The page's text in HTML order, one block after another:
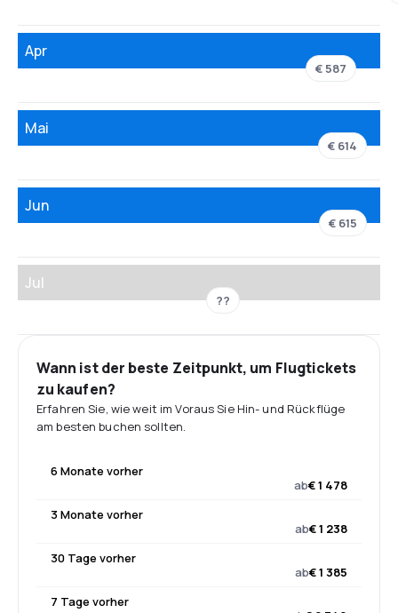
Apr
€ 587
Mai
€ 614
Jun
€ 615
Jul
??
Wann ist der beste Zeitpunkt, um Flugtickets
zu kaufen?
Erfahren Sie, wie weit im Voraus Sie Hin- und Rückflüge
am besten buchen sollten.
6 Monate vorher
ab€ 1 478
3 Monate vorher
ab€ 1 238
30 Tage vorher
ab€ 1 385
7 Tage vorher